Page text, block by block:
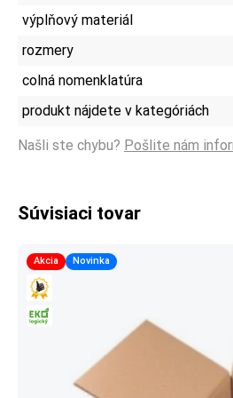
výplňový materiál
rozmery
colná nomenklatúra
produkt nájdete v kategóriách
Našli ste chybu? Pošlite nám
Súvisiaci tovar
Akcia Novinka